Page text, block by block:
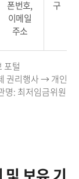
폰번호,
이메일
주소
구
포털
권리행사 → 개인
명: 최저임금위원